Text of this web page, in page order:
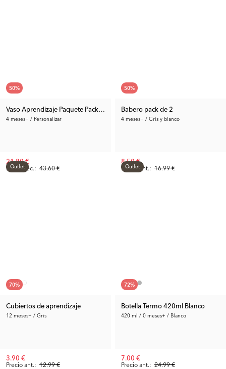
50%
Vaso Aprendizaje Paquete Pack de 4
4 meses+ / Personalizar
Precio rec.: 43.60 €
21.80 €
50%
Babero pack de 2
4 meses+ / Gris y blanco
Precio ant.: 16.99 €
8.50 €
Outlet
70%
Cubiertos de aprendizaje
12 meses+ / Gris
Precio ant.: 12.99 €
3.90 €
Outlet
72%
Botella Termo 420ml Blanco
420 ml / 0 meses+ / Blanco
Precio ant.: 24.99 €
7.00 €